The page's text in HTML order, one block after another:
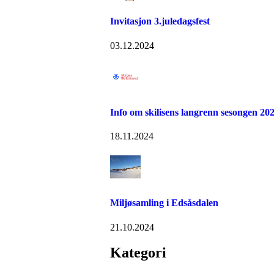
Invitasjon 3.juledagsfest
03.12.2024
Info om skilisens langrenn sesongen
18.11.2024
Miljøsamling i Edsåsdalen
21.10.2024
Kategori